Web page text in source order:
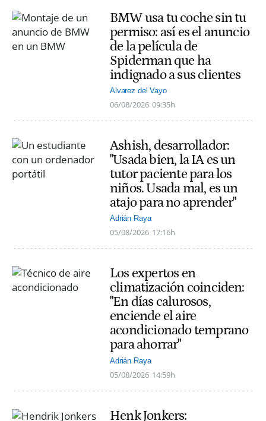
BMW usa tu coche sin tu
permiso: así es el anuncio
de la película de
Spiderman que ha
indignado a sus clientes
Alvarez del Vayo
06/08/2026 09:35h
Ashish, desarrollador:
"Usada bien, la IA es un
tutor paciente para los
niños. Usada mal, es un
atajo para no aprender"
Adrián Raya
05/08/2026 17:16h
Los expertos en
climatización coinciden:
"En días calurosos,
enciende el aire
acondicionado temprano
para ahorrar"
Adrián Raya
05/08/2026 14:59h
Henk Jonkers: